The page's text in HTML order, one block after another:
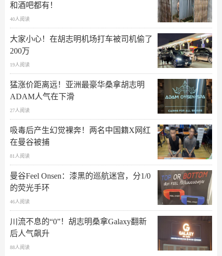
和酒吧都有！
40人阅读
大家小心！在胡志明机场打车被司机偷了
200万
19人阅读
猛涨价距离远！亚洲最豪华桑拿胡志明
ADAM人气在下滑
27人阅读
吸毒后产生幻觉裸奔！两名中国籍X网红
在曼谷被捕
81人阅读
曼谷Feel Onsen：漆黑的巡航迷宫，分1/0
的荧光手环
46人阅读
川流不息的“0”！胡志明桑拿Galaxy翻新
后人气飙升
88人阅读